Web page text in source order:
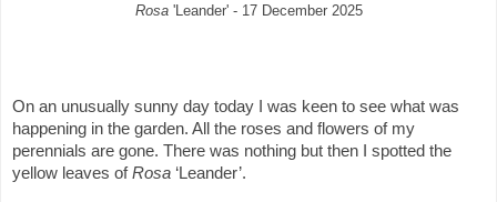
Rosa 'Leander' - 17 December 2025
On an unusually sunny day today I was keen to see what was
happening in the garden. All the roses and flowers of my
perennials are gone. There was nothing but then I spotted the
yellow leaves ofRosa ‘Leander’.